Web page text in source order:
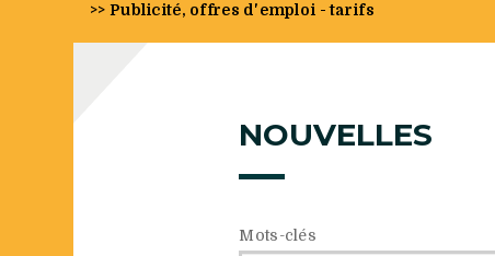
>> Publicité, offres d'emploi - tarifs
NOUVELLES
Mots-clés